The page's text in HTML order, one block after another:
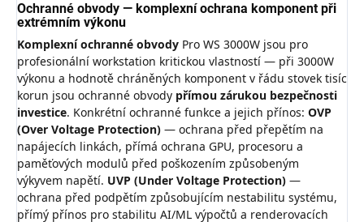
Ochranné obvody — komplexní ochrana komponent při
extrémním výkonu
Komplexní ochranné obvody Pro WS 3000W jsou pro
profesionální workstation kritickou vlastností — při 3000W
výkonu a hodnotě chráněných komponent v řádu stovek tisíc
korun jsou ochranné obvody přímou zárukou bezpečnosti
investice. Konkrétní ochranné funkce a jejich přínos: OVP
(Over Voltage Protection) — ochrana před přepětím na
napájecích linkách, přímá ochrana GPU, procesoru a
paměťových modulů před poškozením způsobeným
výkyvem napětí. UVP (Under Voltage Protection) —
ochrana před podpětím způsobujícím nestabilitu systému,
přímý přínos pro stabilitu AI/ML výpočtů a renderovacích